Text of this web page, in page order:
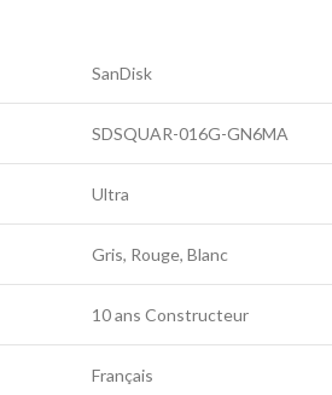
SanDisk
SDSQUAR-016G-GN6MA
Ultra
Gris, Rouge, Blanc
10 ans Constructeur
Français